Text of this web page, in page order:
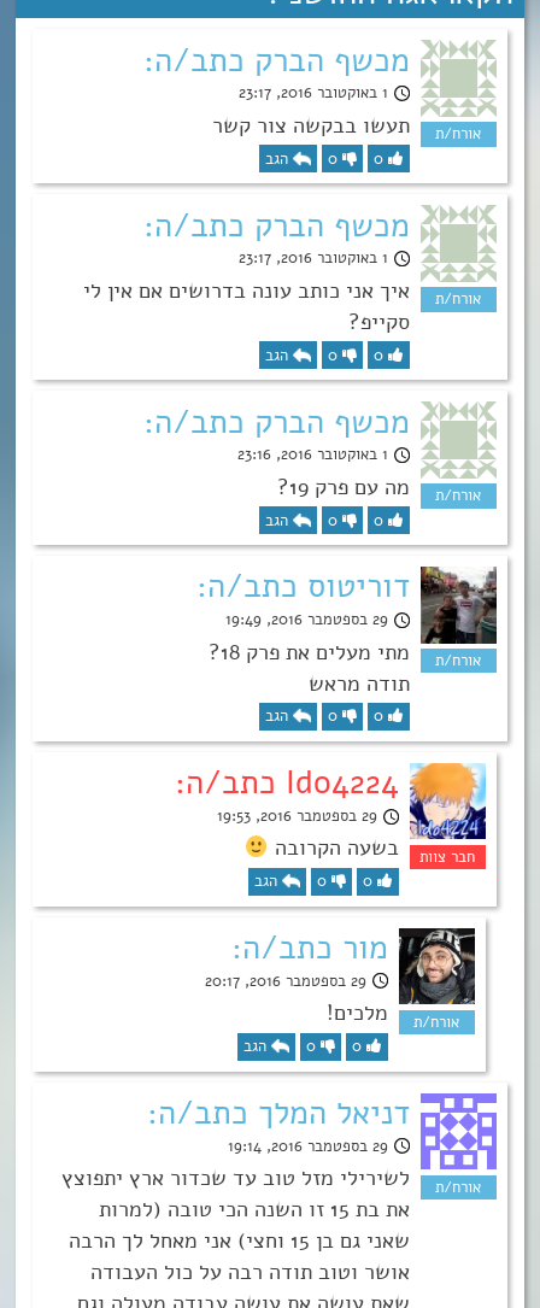
מכשף הברק כתב/ה:
1 באוקטובר 2016, 23:17
תעשו בבקשה צור קשר
0
0 הגב
מכשף הברק כתב/ה:
1 באוקטובר 2016, 23:17
איך אני כותב עונה בדרושים אם אין לי
סקייפ?
0
0 הגב
מכשף הברק כתב/ה:
1 באוקטובר 2016, 23:16
מה עם פרק 19?
0
0 הגב
דוריטוס כתב/ה:
29 בספטמבר 2016, 19:49
מתי מעלים את פרק 18?
תודה מראש
0
0 הגב
Ido4224 כתב/ה:
29 בספטמבר 2016, 19:53
בשעה הקרובה
0
0 הגב
מור כתב/ה:
29 בספטמבר 2016, 20:17
מלכים!
0
0 הגב
דניאל המלך כתב/ה:
29 בספטמבר 2016, 19:14
לשירילי מזל טוב עד שכדור ארץ יתפוצץ
את בת 15 זו השנה הכי טובה (למרות
שאני גם בן 15 וחצי) אני מאחל לך הרבה
אושר וטוב תודה רבה על כול העבודה